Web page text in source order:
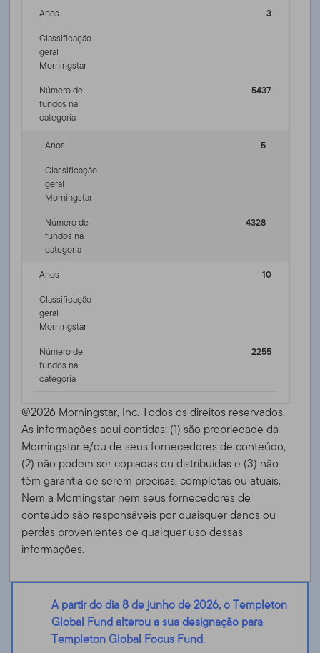
Anos
3
Classificação
geral
Morningstar
Número de
fundos na
categoria
5437
Anos
5
Classificação
geral
Morningstar
Número de
fundos na
categoria
4328
Anos
10
Classificação
geral
Morningstar
Número de
fundos na
categoria
2255
©2026 Morningstar, Inc. Todos os direitos reservados.
As informações aqui contidas: (1) são propriedade da
Morningstar e/ou de seus fornecedores de conteúdo,
(2) não podem ser copiadas ou distribuídas e (3) não
têm garantia de serem precisas, completas ou atuais.
Nem a Morningstar nem seus fornecedores de
conteúdo são responsáveis ​​por quaisquer danos ou
perdas provenientes de qualquer uso dessas
informações.
A partir do dia 8 de junho de 2026, o Templeton
Global Fund alterou a sua designação para
Templeton Global Focus Fund.